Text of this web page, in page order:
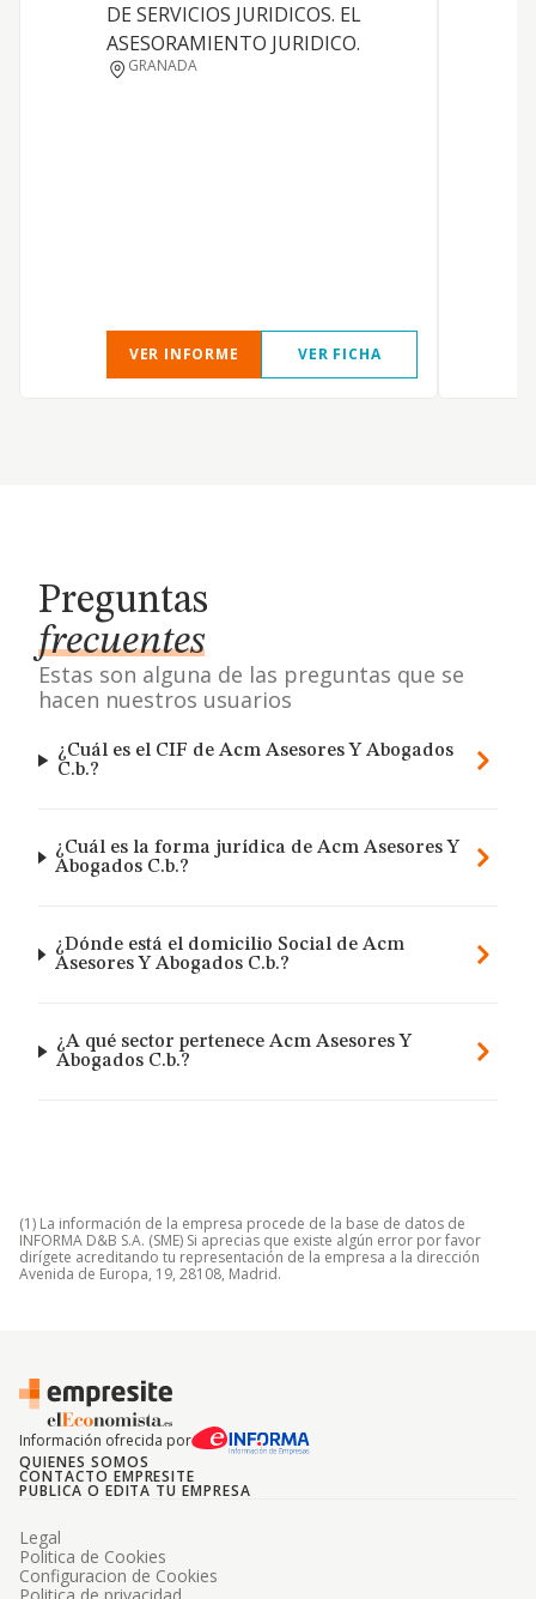
DE SERVICIOS JURIDICOS. EL
ASESORAMIENTO JURIDICO.
GRANADA
VER INFORME VER FICHA
Preguntas
frecuentes
Estas son alguna de las preguntas que se
hacen nuestros usuarios
¿Cuál es el CIF de Acm Asesores Y Abogados
C.b.?
¿Cuál es la forma jurídica de Acm Asesores Y
Abogados C.b.?
¿Dónde está el domicilio Social de Acm
Asesores Y Abogados C.b.?
¿A qué sector pertenece Acm Asesores Y
Abogados C.b.?
(1) La información de la empresa procede de la base de datos de
INFORMA D&B S.A. (SME) Si aprecias que existe algún error por favor
dirígete acreditando tu representación de la empresa a la dirección
Avenida de Europa, 19, 28108, Madrid.
Información ofrecida por
QUIENES SOMOS
CONTACTO EMPRESITE
PUBLICA O EDITA TU EMPRESA
Legal
Politica de Cookies
Configuracion de Cookies